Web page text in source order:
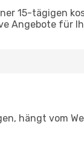
15-tägigen
Angebote für
hängt vom